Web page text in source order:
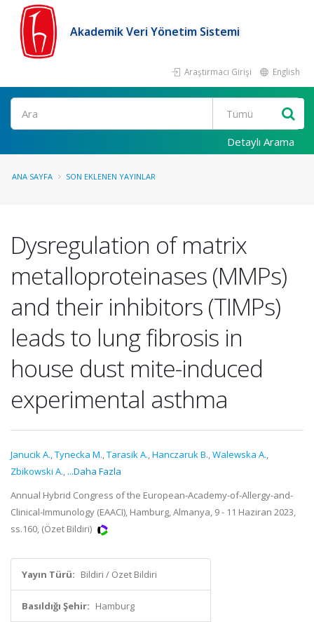
Akademik Veri Yönetim Sistemi
Araştırmacı Girişi English
Ara
Detaylı Arama
ANA SAYFA SON EKLENEN YAYINLAR
Dysregulation of matrix
metalloproteinases (MMPs)
and their inhibitors (TIMPs)
leads to lung fibrosis in
house dust mite-induced
experimental asthma
Janucik A.,Tynecka M.,Tarasik A.,Hanczaruk B.,Walewska A.,
Zbikowski A., ...Daha Fazla
Annual Hybrid Congress of the European-Academy-of-Allergy-and-
Clinical-Immunology (EAACI), Hamburg, Almanya, 9 - 11 Haziran 2023,
ss.160, (Özet Bildiri)
Yayın Türü: Bildiri / Özet Bildiri
Basıldığı Şehir: Hamburg